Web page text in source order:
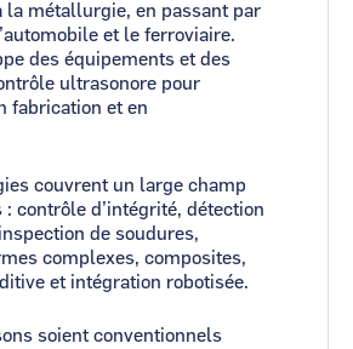
la métallurgie, en passant par
et le ferroviaire.
des équipements et des
ultrasonore pour
fabrication et en
couvrent un large champ
: contrôle d’intégrité, détection
de soudures,
complexes, composites,
et intégration robotisée.
soient conventionnels